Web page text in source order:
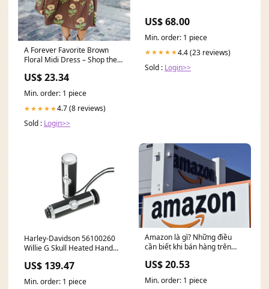
A Forever Favorite Brown
Floral Midi Dress – Shop the
US$ 23.34
Min. order: 1 piece
★★★★★4.7 (8 reviews)
Sold : Login>>
US$ 68.00
Min. order: 1 piece
★★★★★4.4 (23 reviews)
Sold : Login>>
Harley-Davidson 56100260
Willie G Skull Heated Hand
caliper
US$ 139.47
Min. order: 1 piece
Amazon là gì? Những điều
cần biết khi bán hàng trên
US$ 20.53
Min. order: 1 piece